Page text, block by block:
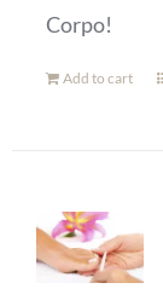
Corpo!
Add to cart